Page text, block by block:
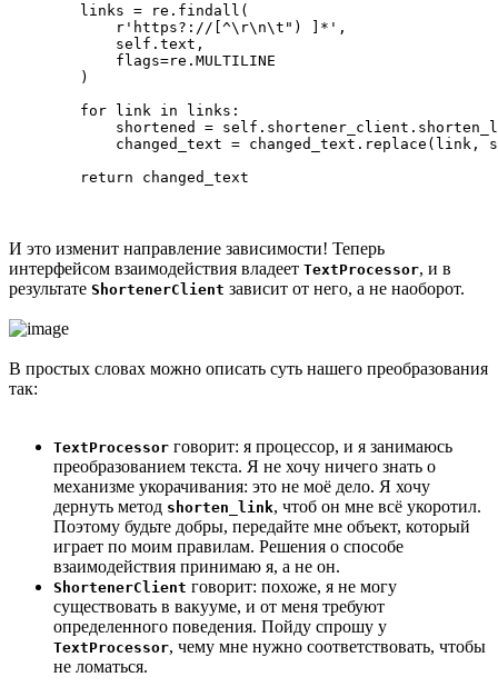
        links = re.findall(
            r'https?://[^\r\n\t") ]*',
            self.text,
            flags=re.MULTILINE
        )
        for link in links:
shortened =
changed_text = changed_text.replace(link,
И это изменит направление зависимости! Теперь
интерфейсом взаимодействия владеет TextProcessor, и в
результате ShortenerClient зависит от него, а не наоборот.
В простых словах можно описать суть нашего преобразования
так:
TextProcessor говорит: я процессор, и я занимаюсь
преобразованием текста. Я не хочу ничего знать о
механизме укорачивания: это не моё дело. Я хочу
дернуть метод shorten_link, чтоб он мне всё укоротил.
Поэтому будьте добры, передайте мне объект, который
играет по моим правилам. Решения о способе
взаимодействия принимаю я, а не он.
ShortenerClient говорит: похоже, я не могу
существовать в вакууме, и от меня требуют
определенного поведения. Пойду спрошу у
TextProcessor, чему мне нужно соответствовать, чтобы
не ломаться.